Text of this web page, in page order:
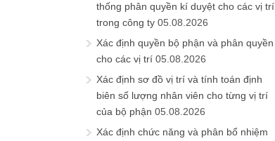
thống phân quyền kí duyệt cho các vị trí
trong công ty 05.08.2026
Xác định quyền bộ phận và phân quyền
cho các vị trí 05.08.2026
Xác định sơ đồ vị trí và tính toán định
biên số lượng nhân viên cho từng vị trí
của bộ phận 05.08.2026
Xác định chức năng và phân bổ nhiệm